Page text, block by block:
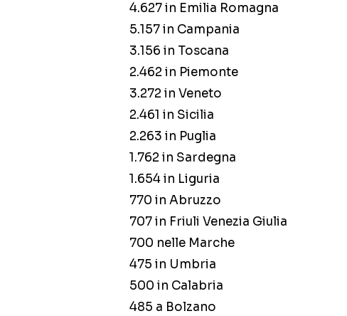
4.627 in Emilia Romagna
5.157 in Campania
3.156 in Toscana
2.462 in Piemonte
3.272 in Veneto
2.461 in Sicilia
2.263 in Puglia
1.762 in Sardegna
1.654 in Liguria
770 in Abruzzo
707 in Friuli Venezia Giulia
700 nelle Marche
475 in Umbria
500 in Calabria
485 a Bolzano